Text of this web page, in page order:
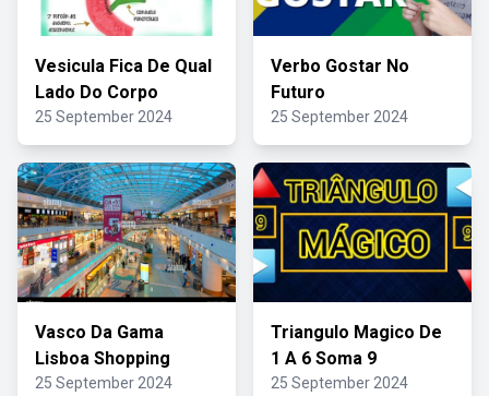
Vesicula Fica De Qual
Lado Do Corpo
25 September 2024
Verbo Gostar No
Futuro
25 September 2024
Vasco Da Gama
Lisboa Shopping
25 September 2024
Triangulo Magico De
1 A 6 Soma 9
25 September 2024